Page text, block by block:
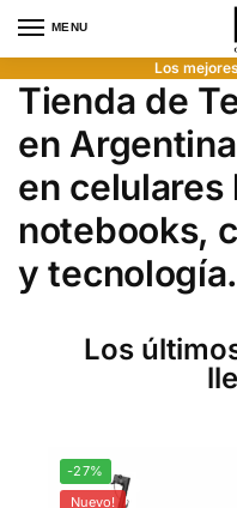
MENU
Los
Tienda de
en
en celulares
notebooks,
y tecnología.
Los
-27%
Nuevo!